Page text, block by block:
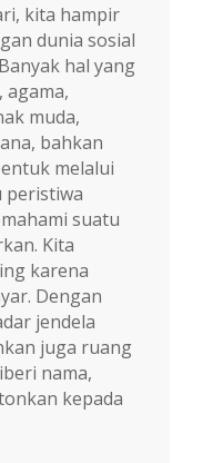
kita hampir
dunia sosial
hal yang
muda,
bahkan
melalui
peristiwa
suatu
Kita
karena
Dengan
jendela
juga ruang
nama,
kepada